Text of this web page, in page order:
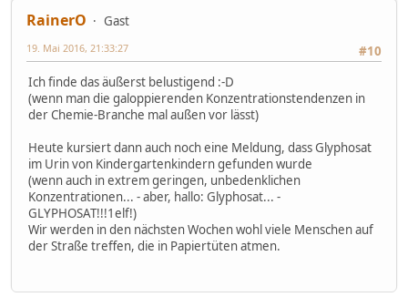
RainerO
Gast
#10
19. Mai 2016, 21:33:27
Ich finde das äußerst belustigend :-D
(wenn man die galoppierenden Konzentrationstendenzen in
der Chemie-Branche mal außen vor lässt)
Heute kursiert dann auch noch eine Meldung, dass Glyphosat
im Urin von Kindergartenkindern gefunden wurde
(wenn auch in extrem geringen, unbedenklichen
Konzentrationen... - aber, hallo: Glyphosat... -
GLYPHOSAT!!!1elf!)
Wir werden in den nächsten Wochen wohl viele Menschen auf
der Straße treffen, die in Papiertüten atmen.